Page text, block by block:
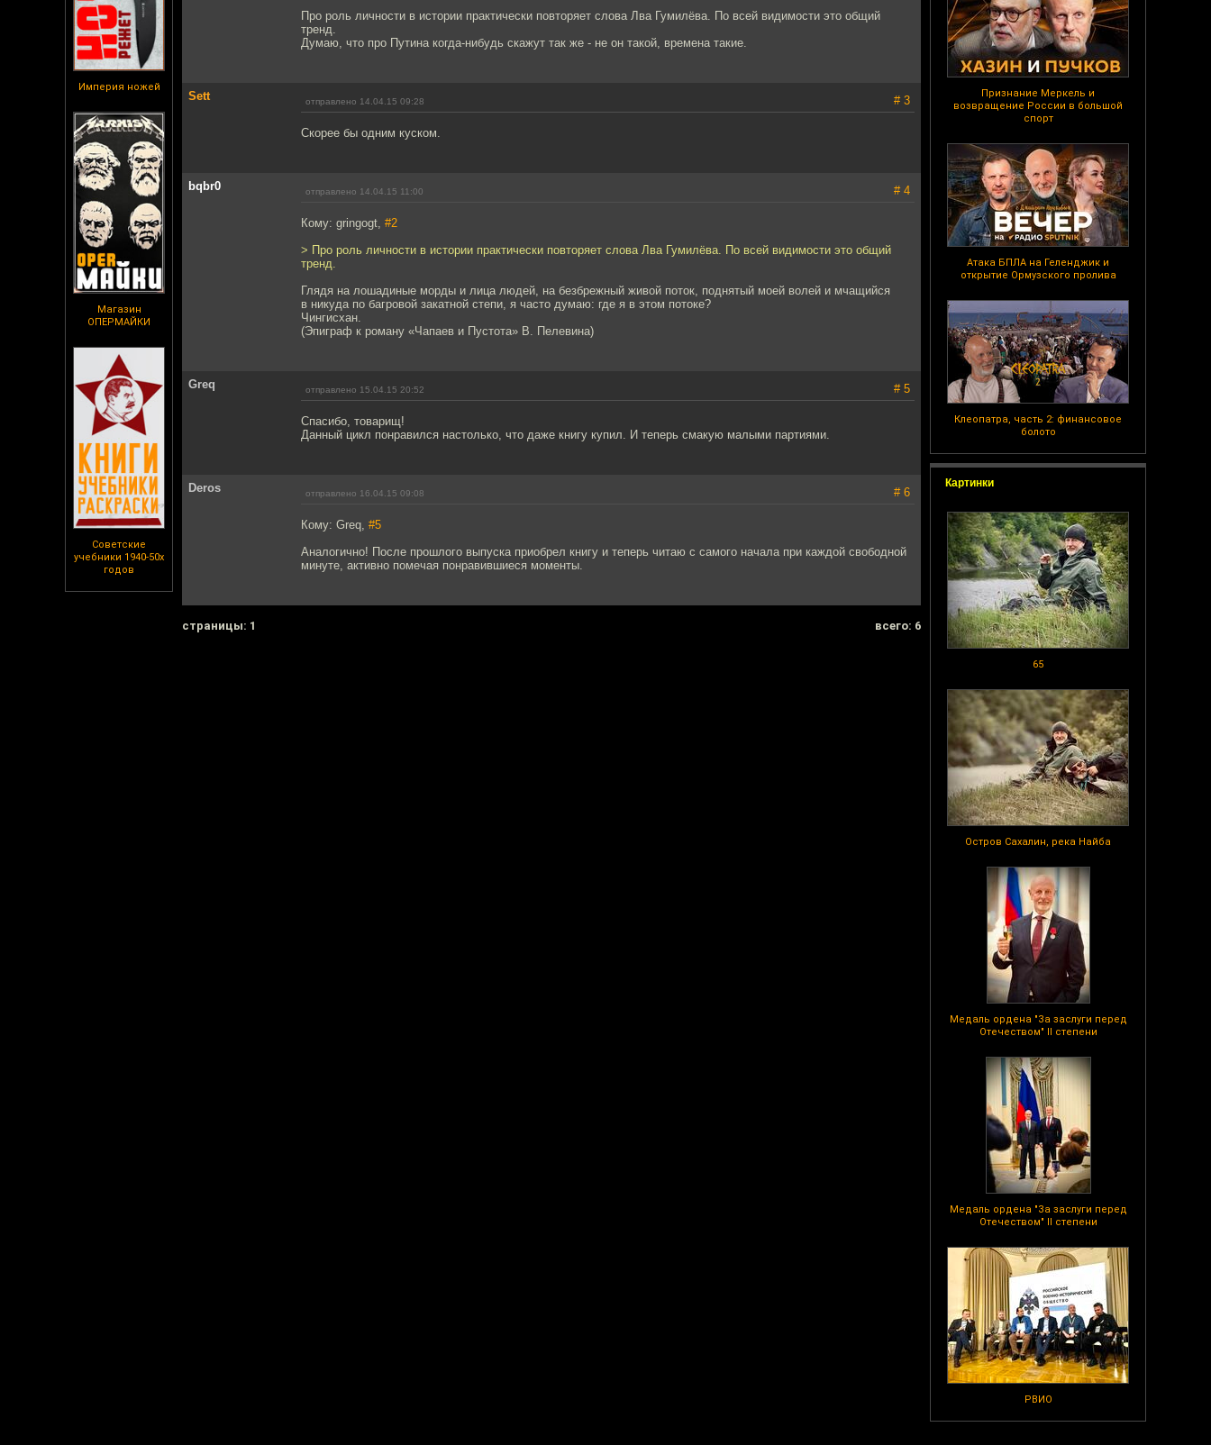
Империя ножей
Магазин
ОПЕРМАЙКИ
Советские
учебники 1940-50х
годов
Признание Меркель и
возвращение России в большой
спорт
Атака БПЛА на Геленджик и
открытие Ормузского пролива
Клеопатра, часть 2: финансовое
болото
Картинки
65
Остров Сахалин, река Найба
Медаль ордена "За заслуги перед
Отечеством" II степени
Медаль ордена "За заслуги перед
Отечеством" II степени
РВИО
Про роль личности в истории практически повторяет слова Лва Гумилёва. По всей видимости это общий
тренд.
Думаю, что про Путина когда-нибудь скажут так же - не он такой, времена такие.
Sett отправлено 14.04.15 09:28 # 3
Скорее бы одним куском.
bqbr0 отправлено 14.04.15 11:00 # 4
Кому: gringogt, #2
> Про роль личности в истории практически повторяет слова Лва Гумилёва. По всей видимости это общий
тренд.
Глядя на лошадиные морды и лица людей, на безбрежный живой поток, поднятый моей волей и мчащийся
в никуда по багровой закатной степи, я часто думаю: где я в этом потоке?
Чингисхан.
(Эпиграф к роману «Чапаев и Пустота» В. Пелевина)
Greq отправлено 15.04.15 20:52 # 5
Спасибо, товарищ!
Данный цикл понравился настолько, что даже книгу купил. И теперь смакую малыми партиями.
Deros отправлено 16.04.15 09:08 # 6
Кому: Greq, #5
Аналогично! После прошлого выпуска приобрел книгу и теперь читаю с самого начала при каждой свободной
минуте, активно помечая понравившиеся моменты.
cтраницы: 1 всего: 6